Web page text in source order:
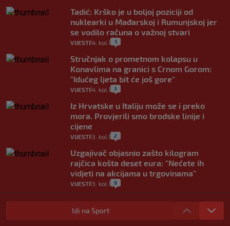
Tadić: Krško je u boljoj poziciji od
nuklearki u Mađarskoj i Rumunjskoj jer
se vodilo računa o važnoj stvari
VIJESTI 4. kol. 5
Stručnjak o prometnom kolapsu u
Konavlima na granici s Crnom Gorom:
"Idućeg ljeta bit će još gore"
VIJESTI 4. kol. 3
Iz Hrvatske u Italiju može se i preko
mora. Provjerili smo brodske linije i
cijene
VIJESTI 3. kol. 2
Uzgajivač objasnio zašto kilogram
rajčica košta deset eura: "Nećete ih
vidjeti na akcijama u trgovinama"
VIJESTI 3. kol. 8
Selidba je jedno od stresnijih iskustava.
Evo aktualnih cijena i nekoliko savjeta
Idi na Sport